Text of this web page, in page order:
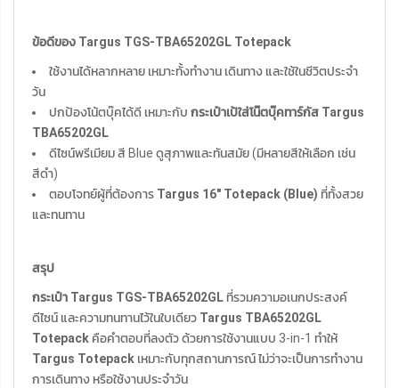
ข้อดีของ Targus TGS-TBA65202GL Totepack
ใช้งานได้หลากหลาย เหมาะทั้งทำงาน เดินทาง และใช้ในชีวิตประจำ
วัน
ปกป้องโน้ตบุ๊คได้ดี เหมาะกับ กระเป๋าเป้ใส่โน๊ตบุ๊คทาร์กัส Targus
TBA65202GL
ดีไซน์พรีเมียม สี Blue ดูสุภาพและทันสมัย (มีหลายสีให้เลือก เช่น
สีดำ)
ตอบโจทย์ผู้ที่ต้องการ Targus 16" Totepack (Blue) ที่ทั้งสวย
และทนทาน
สรุป
กระเป๋า Targus TGS-TBA65202GL ที่รวมความอเนกประสงค์
ดีไซน์ และความทนทานไว้ในใบเดียว Targus TBA65202GL
Totepack คือคำตอบที่ลงตัว ด้วยการใช้งานแบบ 3-in-1 ทำให้
Targus Totepack เหมาะกับทุกสถานการณ์ ไม่ว่าจะเป็นการทำงาน
การเดินทาง หรือใช้งานประจำวัน